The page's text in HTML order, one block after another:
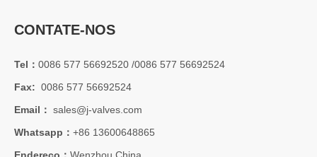
J-VALVES fabricante de válvula borboleta wafer lug, válvula
CONTATE-NOS
Tel： 0086 577 56692520 /0086 577 56692524
Fax: 0086 577 56692524
Email： sales@j-valves.com
Whatsapp： +86 13600648865